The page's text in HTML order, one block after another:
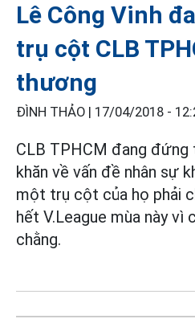
Lê Công Vinh
trụ cột CLB
thương
ĐÌNH THẢO | 17/04/2018 -
CLB TPHCM đang
khăn về vấn đề nhân sự
một trụ cột của họ phải
hết V.League mùa này
chằng.